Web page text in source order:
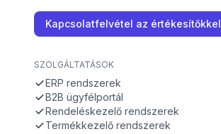
Kapcsolatfelvétel az értékesítőkkel
SZOLGÁLTATÁSOK
ERP rendszerek
B2B ügyfélportál
Rendeléskezelő rendszerek
Termékkezelő rendszerek